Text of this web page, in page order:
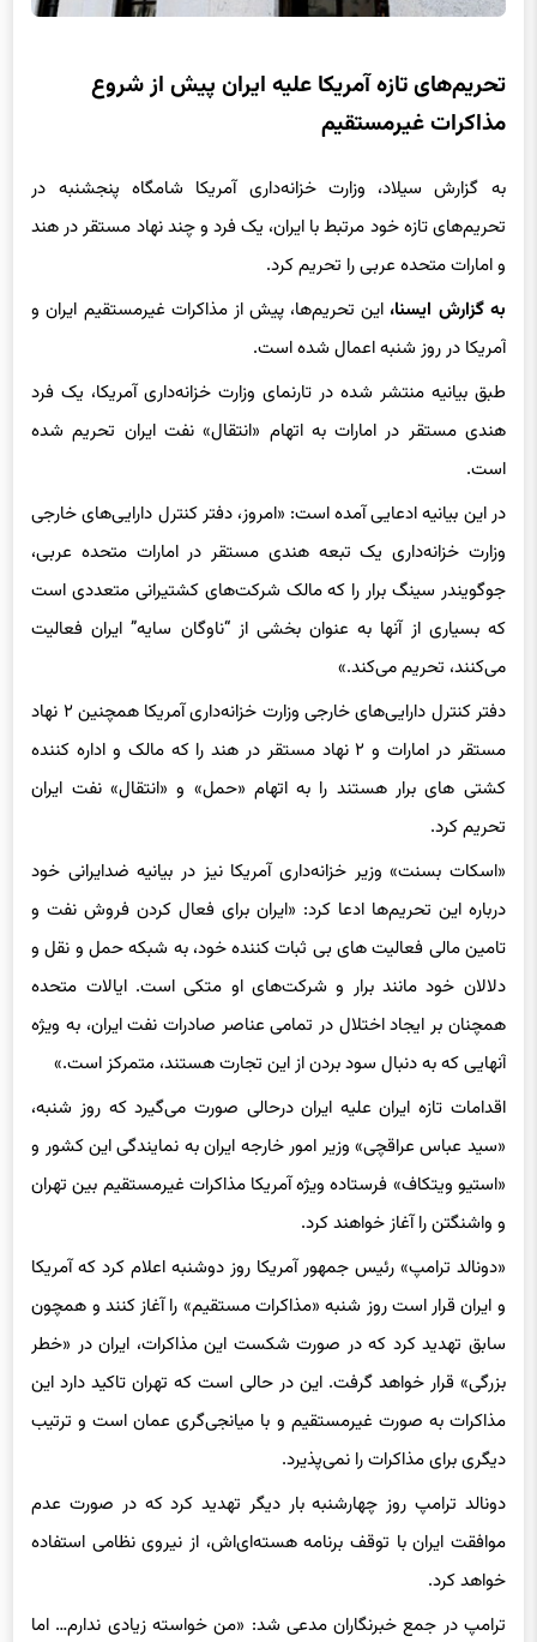
مذاکرات غیرمستقیم
تحریم‌های تازه خود مرتبط با ایران، یک فرد و چند نهاد مستقر در هند
و امارات متحده عربی را تحریم کرد.
به گزارش ایسنا،این تحریم‌ها، پیش از مذاکرات غیرمستقیم ایران و
آمریکا در روز شنبه اعمال شده است.
طبق بیانیه منتشر شده در تارنمای وزارت خزانه‌داری آمریکا، یک فرد
هندی مستقر در امارات به اتهام «انتقال» نفت ایران تحریم شده
است.
در این بیانیه ادعایی آمده است: «امروز، دفتر کنترل دارایی‌های خارجی
وزارت خزانه‌داری یک تبعه هندی مستقر در امارات متحده عربی،
جوگویندر سینگ برار را که مالک شرکت‌های کشتیرانی متعددی است
که بسیاری از آنها به عنوان بخشی از “ناوگان سایه” ایران فعالیت
می‌کنند، تحریم می‌کند.»
مستقر در امارات و ۲ نهاد مستقر در هند را که مالک و اداره کننده
کشتی های برار هستند را به اتهام «حمل» و «انتقال» نفت ایران
تحریم کرد.
«اسکات بسنت» وزیر خزانه‌داری آمریکا نیز در بیانیه‌ ضدایرانی خود
درباره این تحریم‌ها ادعا کرد: «ایران برای فعال کردن فروش نفت و
تامین مالی فعالیت های بی ثبات کننده خود، به شبکه حمل و نقل و
دلالان خود مانند برار و شرکت‌های او متکی است. ایالات متحده
همچنان بر ایجاد اختلال در تمامی عناصر صادرات نفت ایران، به ویژه
آنهایی که به دنبال سود بردن از این تجارت هستند، متمرکز است.»
اقدامات تازه ایران علیه ایران درحالی صورت می‌گیرد که روز شنبه،
«سید عباس عراقچی» وزیر امور خارجه ایران به نمایندگی این کشور و
«استیو ویتکاف» فرستاده ویژه آمریکا مذاکرات غیرمستقیم بین تهران
و واشنگتن را آغاز خواهند کرد.
«دونالد ترامپ» رئیس جمهور آمریکا روز دوشنبه اعلام کرد که آمریکا
و ایران قرار است روز شنبه «مذاکرات مستقیم» را آغاز کنند و همچون
سابق تهدید کرد که در صورت شکست این مذاکرات، ایران در «خطر
بزرگی» قرار خواهد گرفت. این در حالی است که تهران تاکید دارد این
مذاکرات به صورت غیرمستقیم و با میانجی‌گری عمان است و ترتیب
دیگری برای مذاکرات را نمی‌پذیرد.
دونالد ترامپ روز چهارشنبه بار دیگر تهدید کرد که در صورت عدم
موافقت ایران با توقف برنامه هسته‌ای‌اش، از نیروی نظامی استفاده
خواهد کرد.
ترامپ در جمع خبرنگاران مدعی شد: «من خواسته زیادی ندارم… اما
آن‌ها نمی‌توانند سلاح هسته‌ای داشته باشند. اگر نیاز به اقدام نظامی